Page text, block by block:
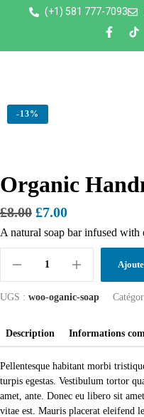
(+1) 581 777-7093
-13%
Organic
£8.00 £7.00
A natural soap bar infused with
UGS : woo-oganic-soap
Description Informations
Pellentesque habitant morbi
turpis egestas. Vestibulum tortor
amet, ante. Donec eu libero sit
vitae est. Mauris placerat eleifend